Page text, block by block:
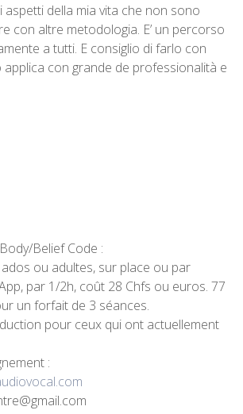
aspetti della mia vita che non sono
con altre metodologia. E’ un percorso
a tutti. E consiglio di farlo con
applica con grande de professionalità e
Belief Code :
ou adultes, sur place ou par
par 1/2h, coût 28 Chfs ou euros. 77
un forfait de 3 séances.
pour ceux qui ont actuellement
: